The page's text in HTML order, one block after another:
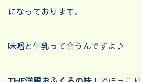
になっております。
味噌と牛乳って合うんですよ♪